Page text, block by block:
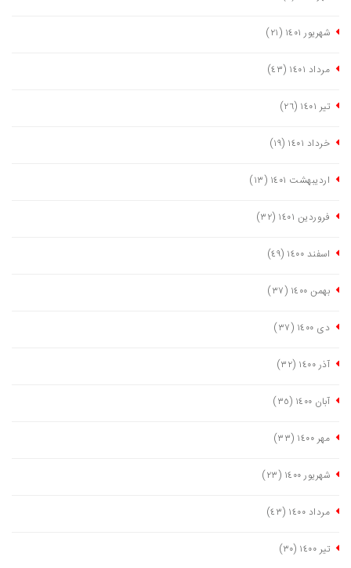
شهریور ١٤٠١ (٢١)
مرداد ١٤٠١ (٤٣)
تیر ١٤٠١ (٢٦)
خرداد ١٤٠١ (١٩)
اردیبهشت ١٤٠١ (١٣)
فروردین ١٤٠١ (٣٢)
اسفند ١٤٠٠ (٤٩)
بهمن ١٤٠٠ (٣٧)
دی ١٤٠٠ (٣٧)
آذر ١٤٠٠ (٣٢)
آبان ١٤٠٠ (٣٥)
مهر ١٤٠٠ (٣٣)
شهریور ١٤٠٠ (٢٣)
مرداد ١٤٠٠ (٤٣)
تیر ١٤٠٠ (٣٠)